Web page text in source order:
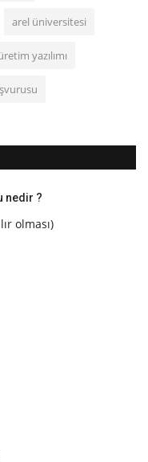
arel üniversitesi
yazılımı
nedir ?
olması)